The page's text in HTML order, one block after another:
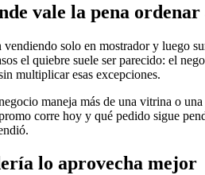
vale la pena
solo en mostrador y luego
el quiebre suele ser parecido: el
multiplicar esas excepciones.
maneja más de una vitrina o
corre hoy y qué pedido sigue
lo aprovecha mejor